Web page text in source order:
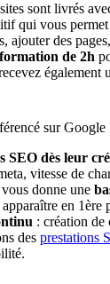
sont livrés
qui vous
ajouter des
formation de 2h
également
sur Google
SEO dès leur
vitesse de
donne une
en 1ère
: création de
des prestations